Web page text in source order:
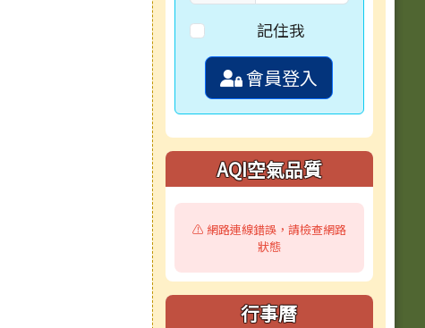
記住我
會員登入
AQI空氣品質
⚠️ 網路連線錯誤，請檢查網路
狀態
行事曆